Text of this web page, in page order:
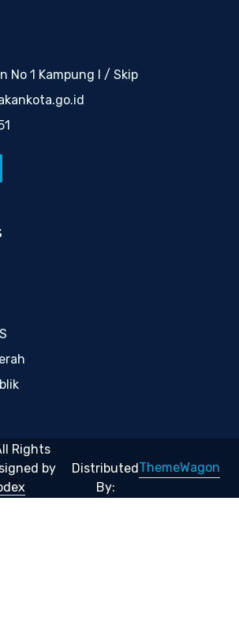
No 1 Kampung I / Skip
Rights
by
Distributed
By:
ThemeWagon